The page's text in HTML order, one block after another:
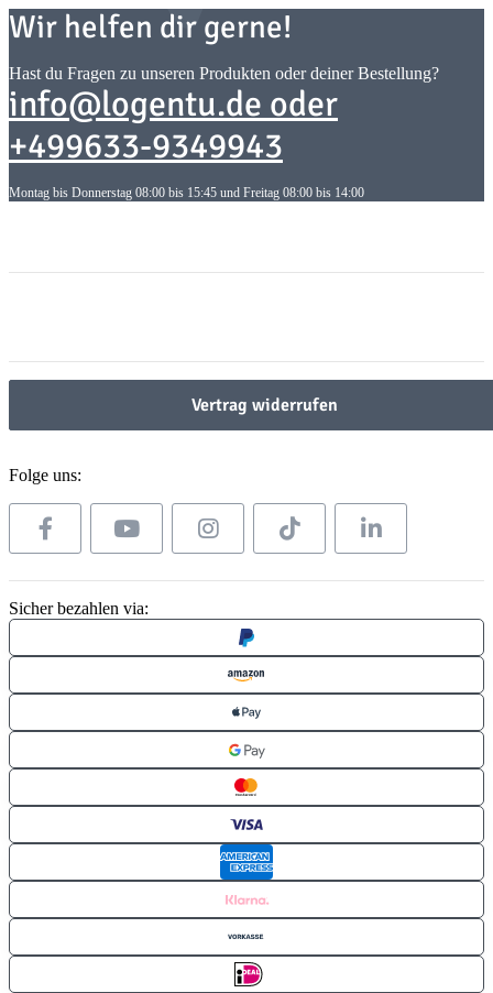
Wir helfen dir gerne!
Hast du Fragen zu unseren Produkten oder deiner Bestellung?
info@logentu.de oder
+499633-9349943
Montag bis Donnerstag 08:00 bis 15:45 und Freitag 08:00 bis 14:00
Vertrag widerrufen
Folge uns:
Sicher bezahlen via: